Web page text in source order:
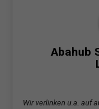
Abahub
Wir verlinken u.a. auf